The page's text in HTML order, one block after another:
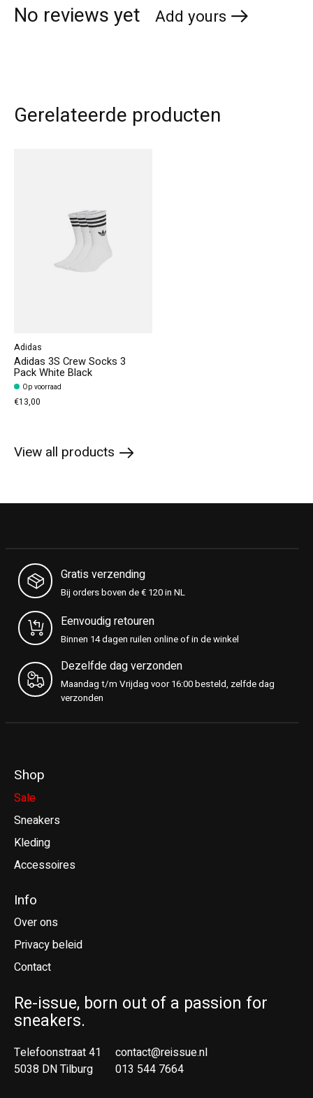
No reviews yet Add yours
Gerelateerde producten
Adidas
Adidas 3S Crew Socks 3
Pack White Black
Op voorraad
€13,00
View all products
Gratis verzending
Bij orders boven de € 120 in NL
Eenvoudig retouren
Binnen 14 dagen ruilen online of in de winkel
Dezelfde dag verzonden
Maandag t/m Vrijdag voor 16:00 besteld, zelfde dag
verzonden
Shop
Sale
Sneakers
Kleding
Accessoires
Info
Over ons
Privacy beleid
Contact
Re-issue, born out of a passion for
sneakers.
Telefoonstraat 41
5038 DN Tilburg
contact@reissue.nl
013 544 7664